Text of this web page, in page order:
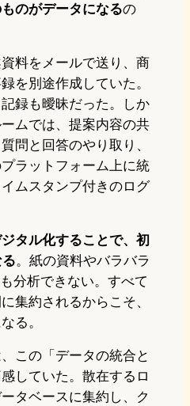
のがデータになるの
料をメールで送り、商
を別途作成していた。
録も曖昧だった。しか
ムでは、提案内容の共
問と回答のやり取り、
ラットフォーム上に統
ムスタンプ付きのログ
タル化することで、初
。紙の資料やバラバラ
分析できない。すべて
集約されるからこそ、
る。
この「データの統合と
していた。散在するロ
タベースに集約し、ク